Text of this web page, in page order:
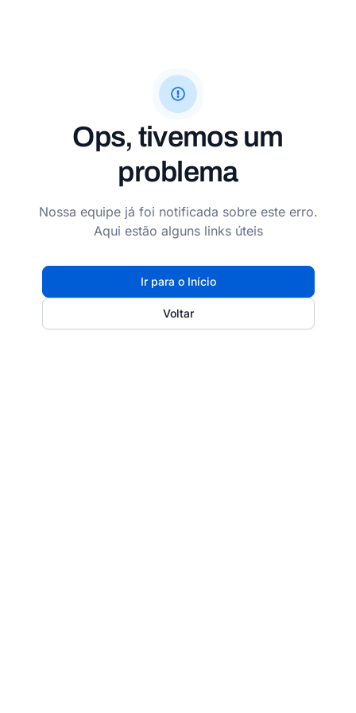
Ops, tivemos um
problema
Nossa equipe já foi notificada sobre este erro.
Aqui estão alguns links úteis
Ir para o Início
Voltar